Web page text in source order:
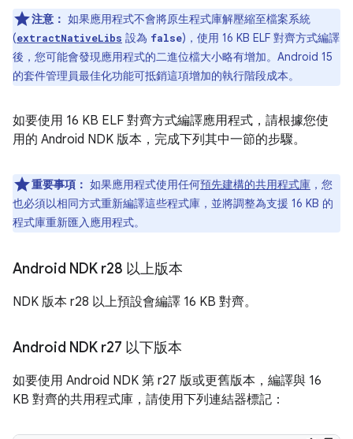
注意： 如果應用程式不會將原生程式庫解壓縮至檔案系統
(extractNativeLibs 設為 false)，使用 16 KB ELF 對齊方式編譯
後，您可能會發現應用程式的二進位檔大小略有增加。Android 15
的套件管理員最佳化功能可抵銷這項增加的執行階段成本。
如要使用 16 KB ELF 對齊方式編譯應用程式，請根據您使
用的 Android NDK 版本，完成下列其中一節的步驟。
重要事項： 如果應用程式使用任何預先建構的共用程式庫 ，您
也必須以相同方式重新編譯這些程式庫，並將調整為支援 16 KB 的
程式庫重新匯入應用程式。
Android NDK r28 以上版本
NDK 版本 r28 以上預設會編譯 16 KB 對齊。
Android NDK r27 以下版本
如要使用 Android NDK 第 r27 版或更舊版本，編譯與 16
KB 對齊的共用程式庫，請使用下列連結器標記：